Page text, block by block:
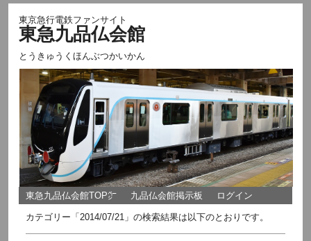
東京急行電鉄ファンサイト
東急九品仏会館
とうきゅうくほんぶつかいかん
東急九品仏会館TOP㌻ 九品仏会館掲示板 ログイン
カテゴリー「2014/07/21」の検索結果は以下のとおりです。